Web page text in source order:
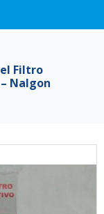
Filtro
Nalgon